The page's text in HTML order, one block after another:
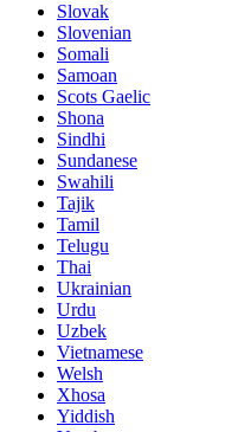
Slovak
Slovenian
Somali
Samoan
Scots Gaelic
Shona
Sindhi
Sundanese
Swahili
Tajik
Tamil
Telugu
Thai
Ukrainian
Urdu
Uzbek
Vietnamese
Welsh
Xhosa
Yiddish